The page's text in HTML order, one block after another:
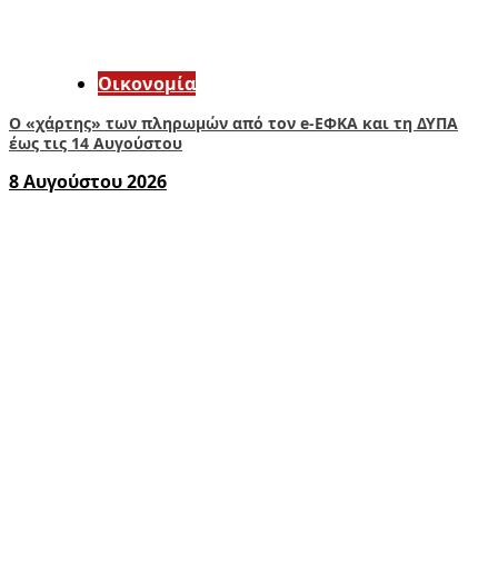
Οικονομία
Ο «χάρτης» των πληρωμών από τον e-ΕΦΚΑ και τη ΔΥΠΑ
έως τις 14 Αυγούστου
8 Αυγούστου 2026